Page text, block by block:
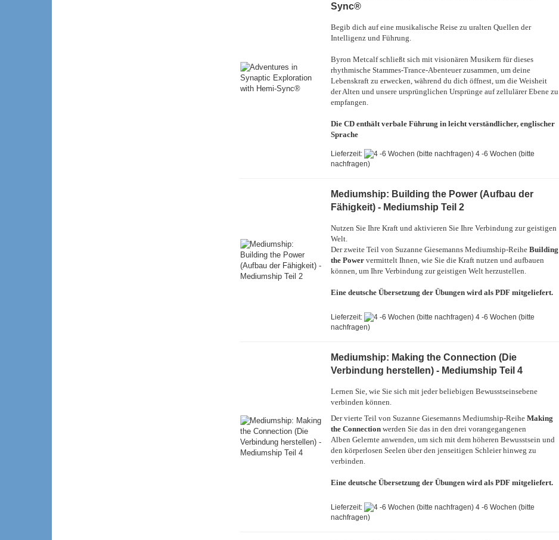
Sync®
Begib dich auf eine musikalische Reise zu uralten Quellen der
Intelligenz und Führung.
Byron Metcalf schließt sich mit visionären Musikern für dieses
rhythmische Stammes-Trance-Abenteuer zusammen, um deine
Lebenskraft zu erwecken, während du dich öffnest, um die Weisheit
der Alten und unsere ursprünglichen Ursprünge auf zellulärer Ebene zu
empfangen.
Die CD enthält verbale Führung in leicht verständlicher, englischer
Sprache
Lieferzeit:
4 -6 Wochen (bitte
nachfragen)
Mediumship: Building the Power (Aufbau der
Fähigkeit) - Mediumship Teil 2
Nutzen Sie Ihre Kraft und aktivieren Sie Ihre Verbindung zur geistigen
Welt.
Der zweite Teil von Suzanne Giesemanns Mediumship-Reihe Building
the Power vermittelt Ihnen, wie Sie die Kraft nutzen und aufbauen
können, um Ihre Verbindung zur geistigen Welt herzustellen.
Eine deutsche Übersetzung der Übungen wird als PDF mitgeliefert.
Lieferzeit:
4 -6 Wochen (bitte
nachfragen)
Mediumship: Making the Connection (Die
Verbindung herstellen) - Mediumship Teil 4
Lernen Sie, wie Sie sich mit jeder beliebigen Bewusstseinsebene
verbinden können.
Der vierte Teil von Suzanne Giesemanns Mediumship-Reihe Making
the Connection werden Sie das in den drei vorangegangenen
Alben Gelernte anwenden, um sich mit dem höheren Bewusstsein und
den körperlosen Seelen über den jenseitigen Schleier hinweg zu
verbinden.
Eine deutsche Übersetzung der Übungen wird als PDF mitgeliefert.
Lieferzeit:
4 -6 Wochen (bitte
nachfragen)